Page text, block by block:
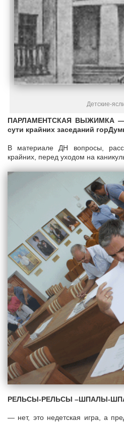
Детские-
ПАРЛАМЕНТСКАЯ ВЫЖИМКА —
сути крайних заседаний
В материале ДН вопросы,
крайних, перед уходом на
РЕЛЬСЫ-РЕЛЬСЫ –ШПАЛЫ-
— нет, это недетская игра, а